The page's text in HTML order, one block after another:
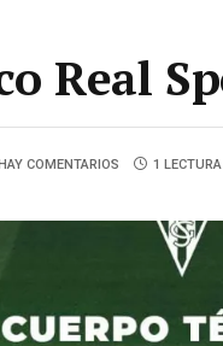
Real
COMENTARIOS 1